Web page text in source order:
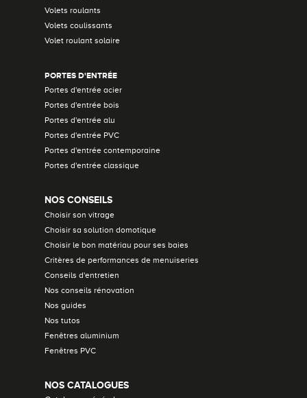
Volets roulants
Volets coulissants
Volet roulant solaire
PORTES D'ENTRÉE
Portes d'entrée acier
Portes d'entrée bois
Portes d'entrée alu
Portes d'entrée PVC
Portes d'entrée contemporaine
Portes d'entrée classique
NOS CONSEILS
Choisir son vitrage
Choisir sa solution domotique
Choisir le bon matériau pour ses baies
Critères de performances de menuiseries
Conseils d'entretien
Nos conseils rénovation
Nos guides
Nos tutos
Fenêtres aluminium
Fenêtres PVC
NOS CATALOGUES